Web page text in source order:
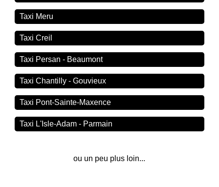
Taxi Meru
Taxi Creil
Taxi Persan - Beaumont
Taxi Chantilly - Gouvieux
Taxi Pont-Sainte-Maxence
Taxi L'Isle-Adam - Parmain
ou un peu plus loin...